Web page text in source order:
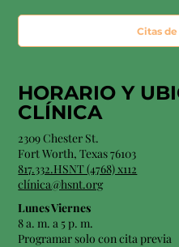
Citas
HORARIO Y
CLÍNICA
2309 Chester St.
Fort Worth, Texas 76103
817.332.HSNT (4768) x112
clínica@hsnt.org
Lunes Viernes
8 a. m. a 5 p. m.
Programar solo con cita previa